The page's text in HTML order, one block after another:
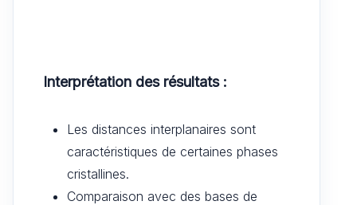
Interprétation des résultats :
Les distances interplanaires sont
caractéristiques de certaines phases
cristallines.
Comparaison avec des bases de